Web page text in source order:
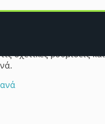
σας να έχουν
σχετικές ρυθμίσεις και